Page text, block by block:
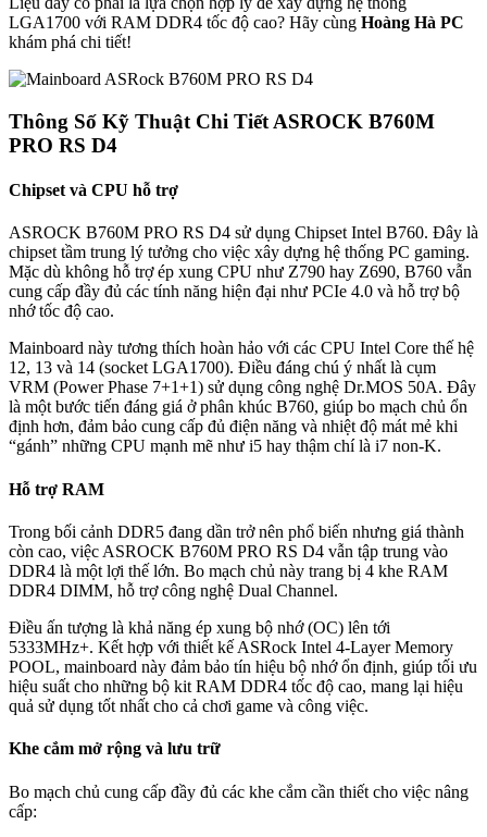
LGA1700 với RAM DDR4 tốc độ cao? Hãy cùng Hoàng Hà PC
khám phá chi tiết!
Thông Số Kỹ Thuật Chi Tiết ASROCK B760M
PRO RS D4
Chipset và CPU hỗ trợ
ASROCK B760M PRO RS D4 sử dụng Chipset Intel B760. Đây là
chipset tầm trung lý tưởng cho việc xây dựng hệ thống PC gaming.
Mặc dù không hỗ trợ ép xung CPU như Z790 hay Z690, B760 vẫn
cung cấp đầy đủ các tính năng hiện đại như PCIe 4.0 và hỗ trợ bộ
nhớ tốc độ cao.
Mainboard này tương thích hoàn hảo với các CPU Intel Core thế hệ
12, 13 và 14 (socket LGA1700). Điều đáng chú ý nhất là cụm
VRM (Power Phase 7+1+1) sử dụng công nghệ Dr.MOS 50A. Đây
là một bước tiến đáng giá ở phân khúc B760, giúp bo mạch chủ ổn
định hơn, đảm bảo cung cấp đủ điện năng và nhiệt độ mát mẻ khi
“gánh” những CPU mạnh mẽ như i5 hay thậm chí là i7 non-K.
Hỗ trợ RAM
Trong bối cảnh DDR5 đang dần trở nên phổ biến nhưng giá thành
còn cao, việc ASROCK B760M PRO RS D4 vẫn tập trung vào
DDR4 là một lợi thế lớn. Bo mạch chủ này trang bị 4 khe RAM
DDR4 DIMM, hỗ trợ công nghệ Dual Channel.
Điều ấn tượng là khả năng ép xung bộ nhớ (OC) lên tới
5333MHz+. Kết hợp với thiết kế ASRock Intel 4-Layer Memory
POOL, mainboard này đảm bảo tín hiệu bộ nhớ ổn định, giúp tối ưu
hiệu suất cho những bộ kit RAM DDR4 tốc độ cao, mang lại hiệu
quả sử dụng tốt nhất cho cả chơi game và công việc.
Khe cắm mở rộng và lưu trữ
Bo mạch chủ cung cấp đầy đủ các khe cắm cần thiết cho việc nâng
cấp: